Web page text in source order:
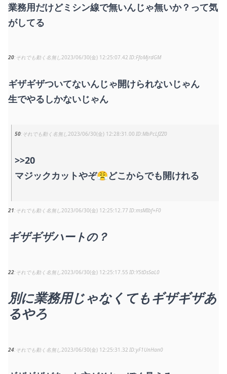
業務用だけどミシン線で無いんじゃ無いか？って気
がしてる
20 それでも動く名無し2023/06/30(金) 12:25:07.42 FfoMjrdGM
ギザギザついてないんじゃ開けられないじゃん
生でやるしかないじゃん
50 それでも動く名無し2023/06/30(金) 12:28:31.00 MbPcLfZZ0
>>20
マジックカットやぞ😤どこからでも開けれる
21 それでも動く名無し2023/06/30(金) 12:25:12.77 msMIbf+F0
ギザギザハートの？
22 それでも動く名無し2023/06/30(金) 12:25:17.55 Y5tDsSaL0
別に業務用じゃなくてもギザギザあ
るやろ
24 それでも動く名無し2023/06/30(金) 12:25:31.32 yF1UnHan0